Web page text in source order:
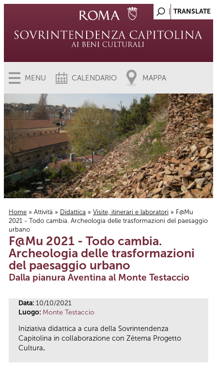
MENU CALENDARIO MAPPA
Tu sei qui
Home » Attività » Didattica » Visite, itinerari e laboratori » F@Mu
2021 - Todo cambia. Archeologia delle trasformazioni del paesaggio
urbano
F@Mu 2021 - Todo cambia.
Archeologia delle trasformazioni
del paesaggio urbano
Dalla pianura Aventina al Monte Testaccio
Data: 10/10/2021
Luogo: Monte Testaccio
Iniziativa didattica a cura della Sovrintendenza
Capitolina in collaborazione con Zètema Progetto
Cultura.